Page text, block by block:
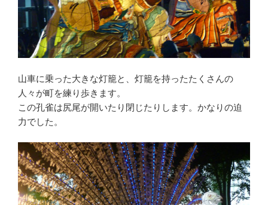
山車に乗った大きな灯籠と、灯籠を持ったたくさんの
人々が町を練り歩きます。
この孔雀は尻尾が開いたり閉じたりします。かなりの迫
力でした。